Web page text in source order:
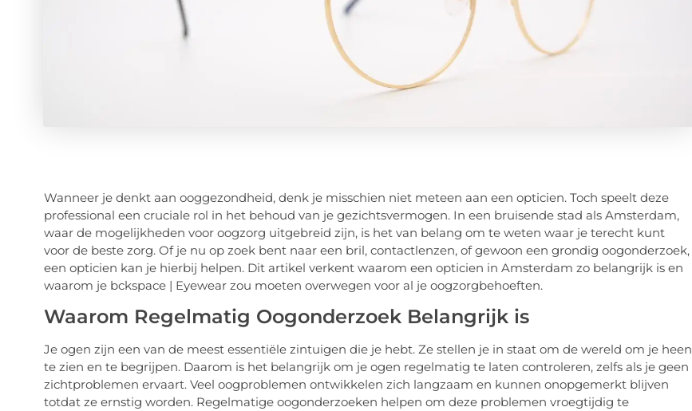
Wanneer je denkt aan ooggezondheid, denk je misschien niet meteen aan een opticien. Toch speelt deze
professional een cruciale rol in het behoud van je gezichtsvermogen. In een bruisende stad als Amsterdam,
waar de mogelijkheden voor oogzorg uitgebreid zijn, is het van belang om te weten waar je terecht kunt
voor de beste zorg. Of je nu op zoek bent naar een bril, contactlenzen, of gewoon een grondig oogonderzoek,
een opticien kan je hierbij helpen. Dit artikel verkent waarom een opticien in Amsterdam zo belangrijk is en
waarom je bckspace | Eyewear zou moeten overwegen voor al je oogzorgbehoeften.
Waarom Regelmatig Oogonderzoek Belangrijk is
Je ogen zijn een van de meest essentiële zintuigen die je hebt. Ze stellen je in staat om de wereld om je heen
te zien en te begrijpen. Daarom is het belangrijk om je ogen regelmatig te laten controleren, zelfs als je geen
zichtproblemen ervaart. Veel oogproblemen ontwikkelen zich langzaam en kunnen onopgemerkt blijven
totdat ze ernstig worden. Regelmatige oogonderzoeken helpen om deze problemen vroegtijdig te